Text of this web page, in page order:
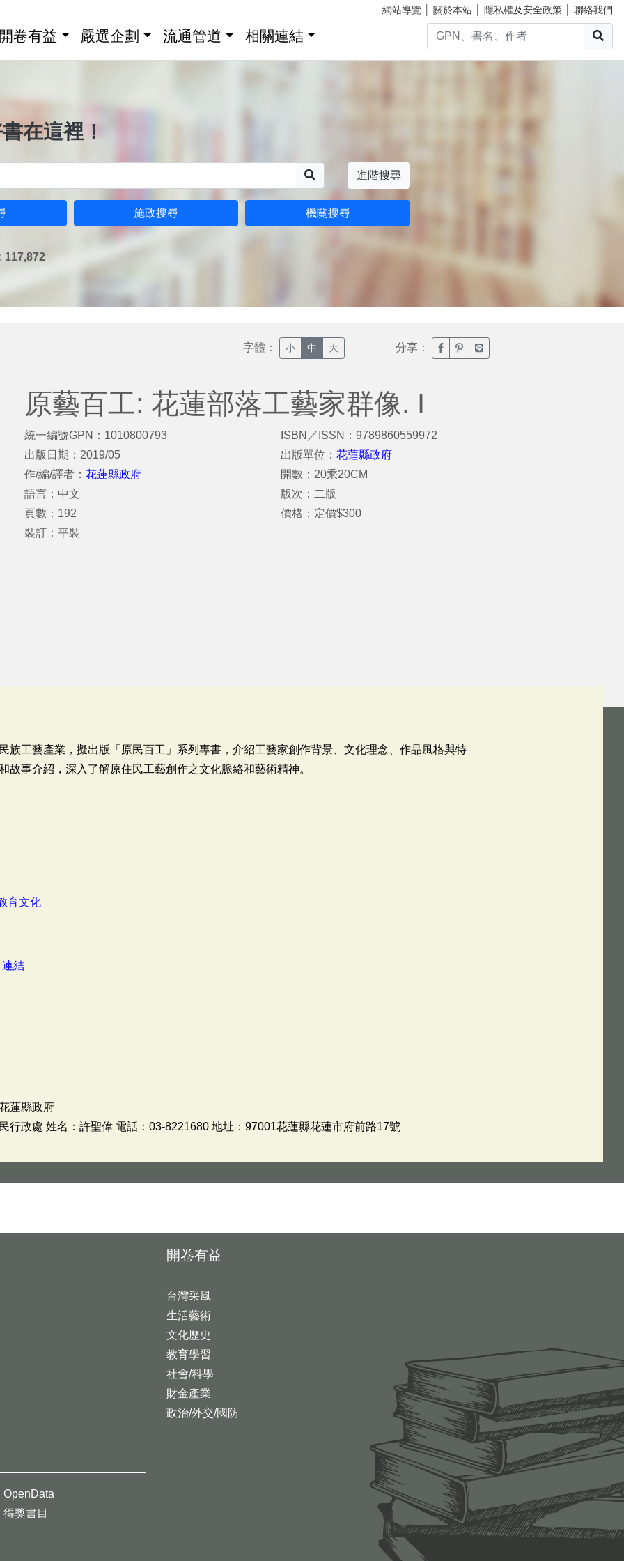
網站導覽 關於本站 隱私權及安全政策 聯絡我們
卷有益 嚴選企劃 流通管道 相關連結
在這裡！
進階搜尋
施政搜尋 機關搜尋
117,872
字體： 小 中 大 分享： 臉書分享(另開新視窗)
噗浪分享(另開新視窗)
Line分享(另開新視窗)
原藝百工: 花蓮部落工藝家群像. I
統一編號GPN：1010800793
出版日期：2019/05
作/編/譯者： 花蓮縣政府
語言：中文
頁數：192
裝訂：平裝
ISBN／ISSN：9789860559972
出版單位：花蓮縣政府
開數：20乘20CM
版次：二版
價格：定價$300
族工藝產業，擬出版「原民百工」系列專書，介紹工藝家創作背景、文化理念、作品風格與特
故事介紹，深入了解原住民工藝創作之文化脈絡和藝術精神。
育文化
連結
蓮縣政府
行政處 姓名：許聖偉 電話：03-8221680 地址：97001花蓮縣花蓮市府前路17號
開卷有益
台灣采風
生活藝術
文化歷史
教育學習
社會/科學
財金產業
政治/外交/國防
OpenData
得獎書目